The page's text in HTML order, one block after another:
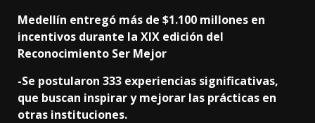
Medellín entregó más de $1.100 millones en
incentivos durante la XIX edición del
Reconocimiento Ser Mejor
-Se postularon 333 experiencias significativas,
que buscan inspirar y mejorar las prácticas en
otras instituciones.